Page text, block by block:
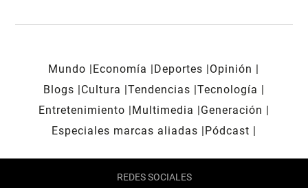
Mundo Economía Deportes
Opinión
Blogs
Cultura Tendencias Tecnología
Entretenimiento
Multimedia
Generación
Especiales marcas aliadas
Pódcast
REDES SOCIALES